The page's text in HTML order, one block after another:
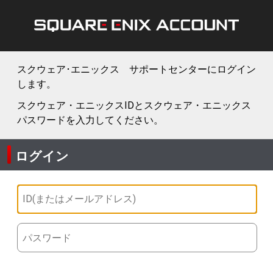
スクウェア･エニックス サポートセンターにログイン
します。
スクウェア・エニックスIDとスクウェア・エニックス
パスワードを入力してください。
ログイン